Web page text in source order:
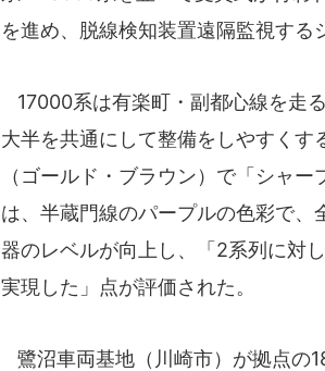
を進め、脱線検知装置遠隔監視する
17000系は有楽町・副都心線を走
大半を共通にして整備をしやすく
（ゴールド・ブラウン）で「シャ
は、半蔵門線のパープルの色彩で
器のレベルが向上し、「2系列に対
実現した」点が評価された。
鷺沼車両基地（川崎市）が拠点の